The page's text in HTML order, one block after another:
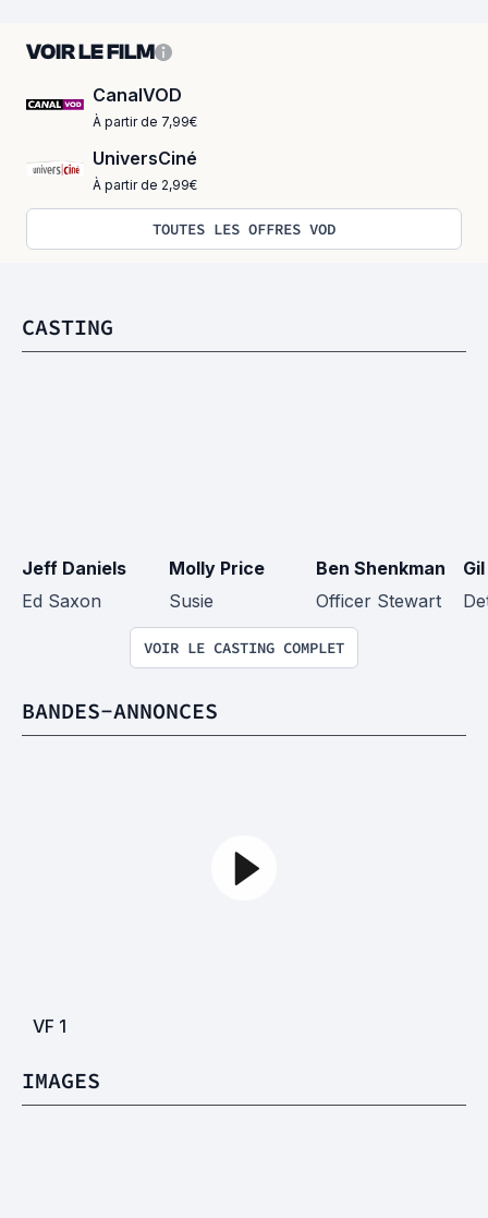
VOIR LE FILM
CanalVOD
À partir de 7,99€
UniversCiné
À partir de 2,99€
TOUTES LES OFFRES VOD
CASTING
Jeff Daniels
Ed Saxon
Molly Price
Susie
Ben Shenkman
Officer Stewart
VOIR LE CASTING COMPLET
BANDES-ANNONCES
VF 1
IMAGES